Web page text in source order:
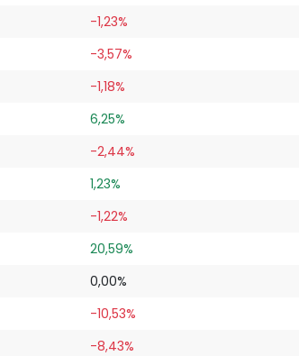
-1,23%
-3,57%
-1,18%
6,25%
-2,44%
1,23%
-1,22%
20,59%
0,00%
-10,53%
-8,43%